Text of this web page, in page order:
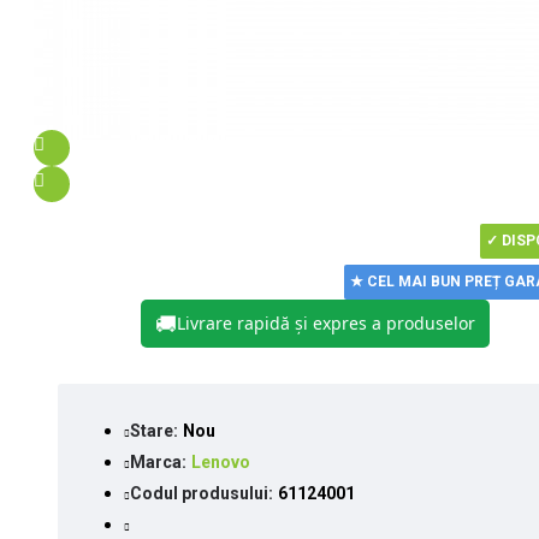
✓
★ CEL MAI BUN PREȚ
🚚Livrare rapidă și expres a produselor
Stare: Nou
Marca: Lenovo
Codul produsului: 61124001